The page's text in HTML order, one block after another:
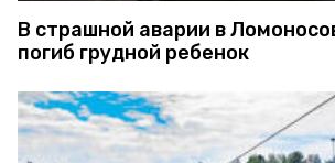
В страшной аварии в
погиб грудной ребенок